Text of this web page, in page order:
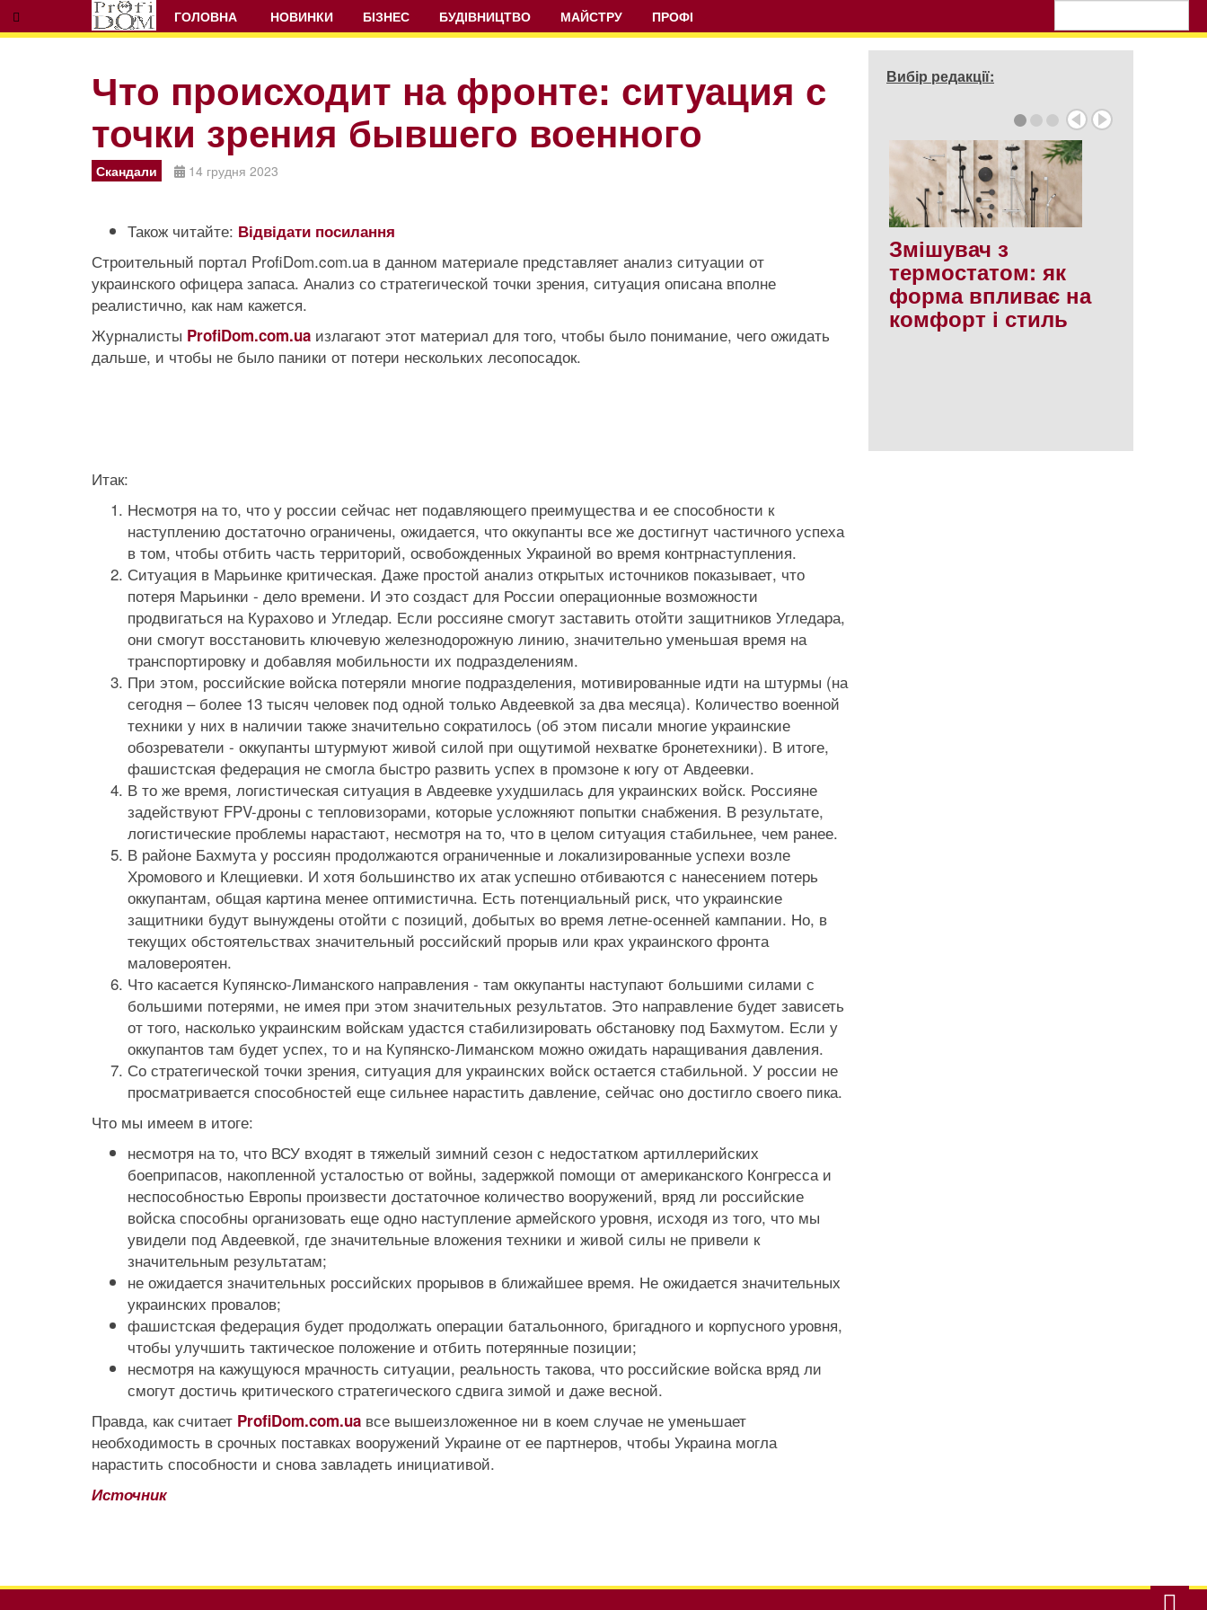
ГОЛОВНА НОВИНКИ БІЗНЕС БУДІВНИЦТВО МАЙСТРУ ПРОФІ
Что происходит на фронте: ситуация с
точки зрения бывшего военного
Скандали 14 грудня 2023
Також читайте: Відвідати посилання
Строительный портал ProfiDom.com.ua в данном материале представляет анализ ситуации от
украинского офицера запаса. Анализ со стратегической точки зрения, ситуация описана вполне
реалистично, как нам кажется.
Журналисты ProfiDom.com.ua излагают этот материал для того, чтобы было понимание, чего ожидать
дальше, и чтобы не было паники от потери нескольких лесопосадок.
Итак:
Несмотря на то, что у россии сейчас нет подавляющего преимущества и ее способности к
наступлению достаточно ограничены, ожидается, что оккупанты все же достигнут частичного успеха
в том, чтобы отбить часть территорий, освобожденных Украиной во время контрнаступления.
Ситуация в Марьинке критическая. Даже простой анализ открытых источников показывает, что
потеря Марьинки - дело времени. И это создаст для России операционные возможности
продвигаться на Курахово и Угледар. Если россияне смогут заставить отойти защитников Угледара,
они смогут восстановить ключевую железнодорожную линию, значительно уменьшая время на
транспортировку и добавляя мобильности их подразделениям.
При этом, российские войска потеряли многие подразделения, мотивированные идти на штурмы (на
сегодня – более 13 тысяч человек под одной только Авдеевкой за два месяца). Количество военной
техники у них в наличии также значительно сократилось (об этом писали многие украинские
обозреватели - оккупанты штурмуют живой силой при ощутимой нехватке бронетехники). В итоге,
фашистская федерация не смогла быстро развить успех в промзоне к югу от Авдеевки.
В то же время, логистическая ситуация в Авдеевке ухудшилась для украинских войск. Россияне
задействуют FPV-дроны с тепловизорами, которые усложняют попытки снабжения. В результате,
логистические проблемы нарастают, несмотря на то, что в целом ситуация стабильнее, чем ранее.
В районе Бахмута у россиян продолжаются ограниченные и локализированные успехи возле
Хромового и Клещиевки. И хотя большинство их атак успешно отбиваются с нанесением потерь
оккупантам, общая картина менее оптимистична. Есть потенциальный риск, что украинские
защитники будут вынуждены отойти с позиций, добытых во время летне-осенней кампании. Но, в
текущих обстоятельствах значительный российский прорыв или крах украинского фронта
маловероятен.
Что касается Купянско-Лиманского направления - там оккупанты наступают большими силами с
большими потерями, не имея при этом значительных результатов. Это направление будет зависеть
от того, насколько украинским войскам удастся стабилизировать обстановку под Бахмутом. Если у
оккупантов там будет успех, то и на Купянско-Лиманском можно ожидать наращивания давления.
Со стратегической точки зрения, ситуация для украинских войск остается стабильной. У россии не
просматривается способностей еще сильнее нарастить давление, сейчас оно достигло своего пика.
Что мы имеем в итоге:
несмотря на то, что ВСУ входят в тяжелый зимний сезон с недостатком артиллерийских
боеприпасов, накопленной усталостью от войны, задержкой помощи от американского Конгресса и
неспособностью Европы произвести достаточное количество вооружений, вряд ли российские
войска способны организовать еще одно наступление армейского уровня, исходя из того, что мы
увидели под Авдеевкой, где значительные вложения техники и живой силы не привели к
значительным результатам;
не ожидается значительных российских прорывов в ближайшее время. Не ожидается значительных
украинских провалов;
фашистская федерация будет продолжать операции батальонного, бригадного и корпусного уровня,
чтобы улучшить тактическое положение и отбить потерянные позиции;
несмотря на кажущуюся мрачность ситуации, реальность такова, что российские войска вряд ли
смогут достичь критического стратегического сдвига зимой и даже весной.
Правда, как считает ProfiDom.com.ua все вышеизложенное ни в коем случае не уменьшает
необходимость в срочных поставках вооружений Украине от ее партнеров, чтобы Украина могла
нарастить способности и снова завладеть инициативой.
Источник
Вибір редакції:
Prev
Змішувач з
термостатом: як
форма впливає на
комфорт і стиль